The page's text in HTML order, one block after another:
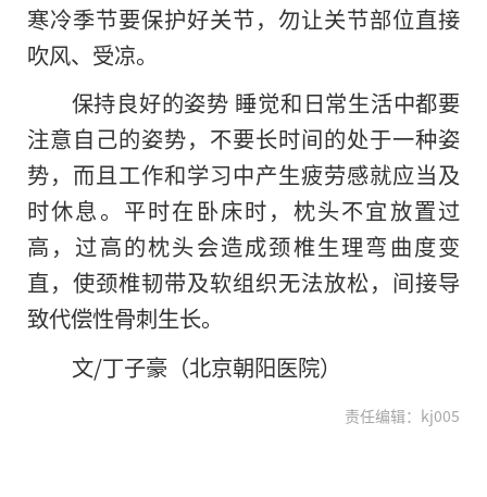
寒冷季节要保护好关节，勿让关节部位直接
吹风、受凉。
保持良好的姿势 睡觉和日常生活中都要
注意自己的姿势，不要长时间的处于一种姿
势，而且工作和学习中产生疲劳感就应当及
时休息。平时在卧床时，枕头不宜放置过
高，过高的枕头会造成颈椎生理弯曲度变
直，使颈椎韧带及软组织无法放松，间接导
致代偿性骨刺生长。
文/丁子豪（北京朝阳医院）
责任编辑：kj005